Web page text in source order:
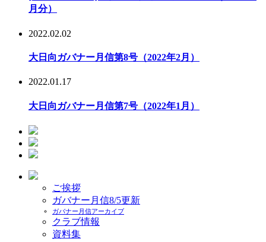
月分）
2022.02.02
大日向ガバナー月信第8号（2022年2月）
2022.01.17
大日向ガバナー月信第7号（2022年1月）
ご挨拶
ガバナー月信8/5更新
ガバナー月信アーカイブ
クラブ情報
資料集